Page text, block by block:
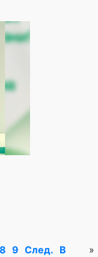
8 9 След. В
»